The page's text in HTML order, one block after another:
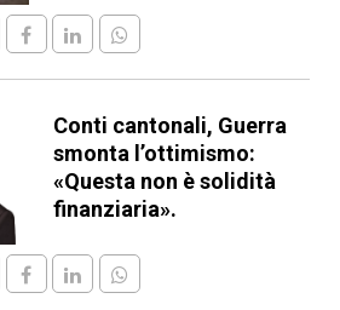
Conti cantonali, Guerra
smonta l’ottimismo:
«Questa non è solidità
finanziaria».